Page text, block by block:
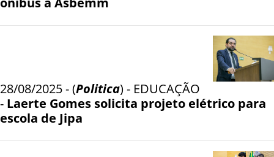
28/08/2025 - (Politica) - EDUCAÇÃO
- Laerte Gomes solicita projeto elétrico para
escola de Jipa